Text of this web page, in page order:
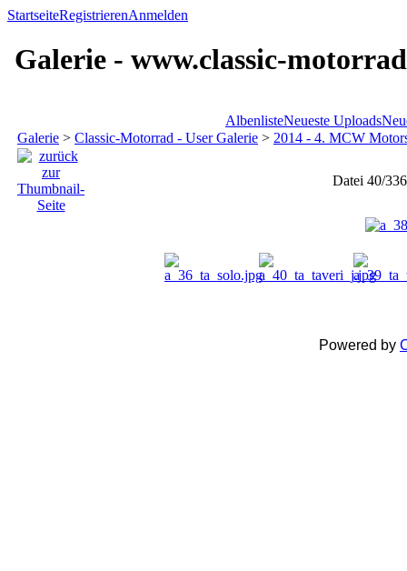
StartseiteRegistrierenAnmelden
Galerie - www.classic-
AlbenlisteNeueste Uploads
Galerie > Classic-Motorrad - User Galerie > 2014 - 4. MCW
Datei 40/336
Powered by